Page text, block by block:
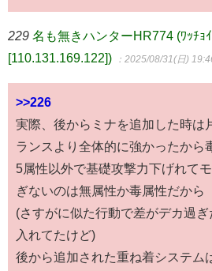
229 名も無きハンターHR774 (ﾜｯﾁｮ
[110.131.169.122])
：2025/08/31(日)
>>226
実際、後からミナを追加した時は
ランスより全体的に強かったから
5属性以外で基礎攻撃力下げれて
ぎないのは無属性か毒属性だから
(さすがに似た行動で差がデカ過
入れてたけど)
後から追加された重ね着システム